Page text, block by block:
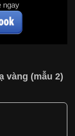
ngay
vàng (mẫu 2)